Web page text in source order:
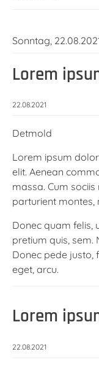
Sonntag,
Lorem
22.08.2021
Detmold
Lorem ipsum
elit. Aenean
massa. Cum
parturient montes,
Donec quam felis,
pretium quis, sem.
Donec pede justo,
eget, arcu.
Lorem
22.08.2021